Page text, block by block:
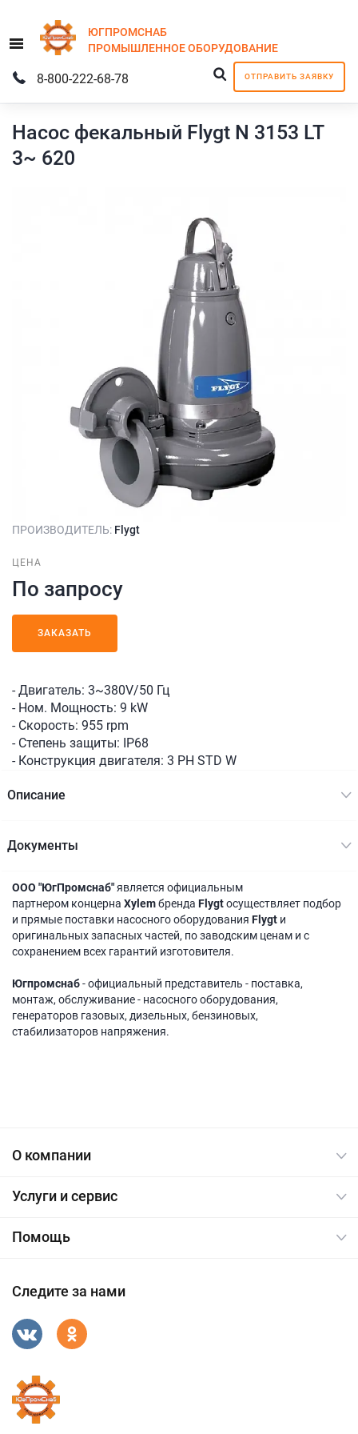
Menu
ЮГПРОМСНАБ
ПРОМЫШЛЕННОЕОБОРУДОВАНИЕ
ОТПРАВИТЬ ЗАЯВКУ
8-800-222-68-78
Насос фекальный Flygt N 3153 LT
3~ 620
ПРОИЗВОДИТЕЛЬ: Flygt
ЦЕНА
По запросу
ЗАКАЗАТЬ
- Двигатель: 3~380V/50 Гц
- Ном. Мощность: 9 kW
- Скорость: 955 rpm
- Степень защиты: IP68
- Конструкция двигателя: 3 PH STD W
Описание
Документы
ООО "ЮгПромснаб"является официальным
партнером концерна Xylemбренда Flygtосуществляет подбор
и прямые поставки насосного оборудования Flygt и
оригинальных запасных частей, по заводским ценам и с
сохранением всех гарантий изготовителя.
Югпромснаб- официальный представитель - поставка,
монтаж, обслуживание - насосного оборудования,
генераторов газовых, дизельных, бензиновых,
стабилизаторов напряжения.
О компании
Услуги и сервис
Помощь
Следите за нами